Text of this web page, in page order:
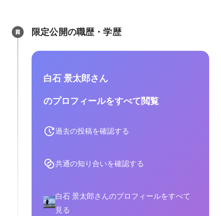
限定公開の職歴・学歴
白石 景太郎さん
のプロフィールをすべて閲覧
過去の投稿を確認する
共通の知り合いを確認する
白石 景太郎さんのプロフィールをすべて
見る